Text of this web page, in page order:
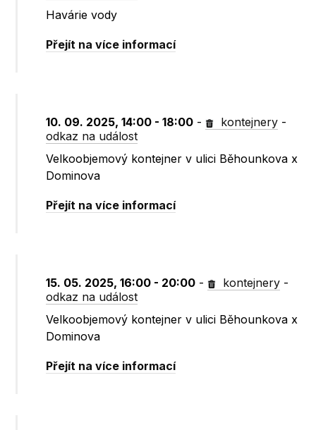
Havárie vody
Přejít na více informací
10. 09. 2025, 14:00 - 18:00 - kontejnery -
odkaz na událost
Velkoobjemový kontejner v ulici Běhounkova x
Dominova
Přejít na více informací
15. 05. 2025, 16:00 - 20:00 - kontejnery -
odkaz na událost
Velkoobjemový kontejner v ulici Běhounkova x
Dominova
Přejít na více informací